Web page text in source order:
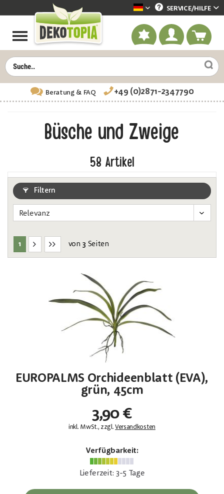
Dekotopia deutsch
SERVICE/HILFE
Beratung& FAQ +49 (0)2871-2347790
Büsche und Zweige
58 Artikel
Filtern
1 von 3 Seiten
EUROPALMS Orchideenblatt (EVA),
grün, 45cm
3,90 €
inkl. MwSt., zzgl.Versandkosten
Verfügbarkeit:
Lieferzeit: 3-5 Tage